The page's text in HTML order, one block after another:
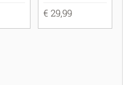
€ 29,99